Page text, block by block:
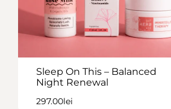
Sleep On This – Balanced
Night Renewal
297.00lei